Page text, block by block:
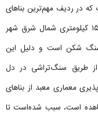
در ردیف مهم‌ترین بناهای
به جا مانده از سلسله ایلخانان است و در فاصله ۱۵ کیلومتری شمال شرق شهر
سنگ شکن است و دلیل این
از طریق سنگ‌تراشی در دل
معماری معبد از بناهای
است، سبب شده‌است تا